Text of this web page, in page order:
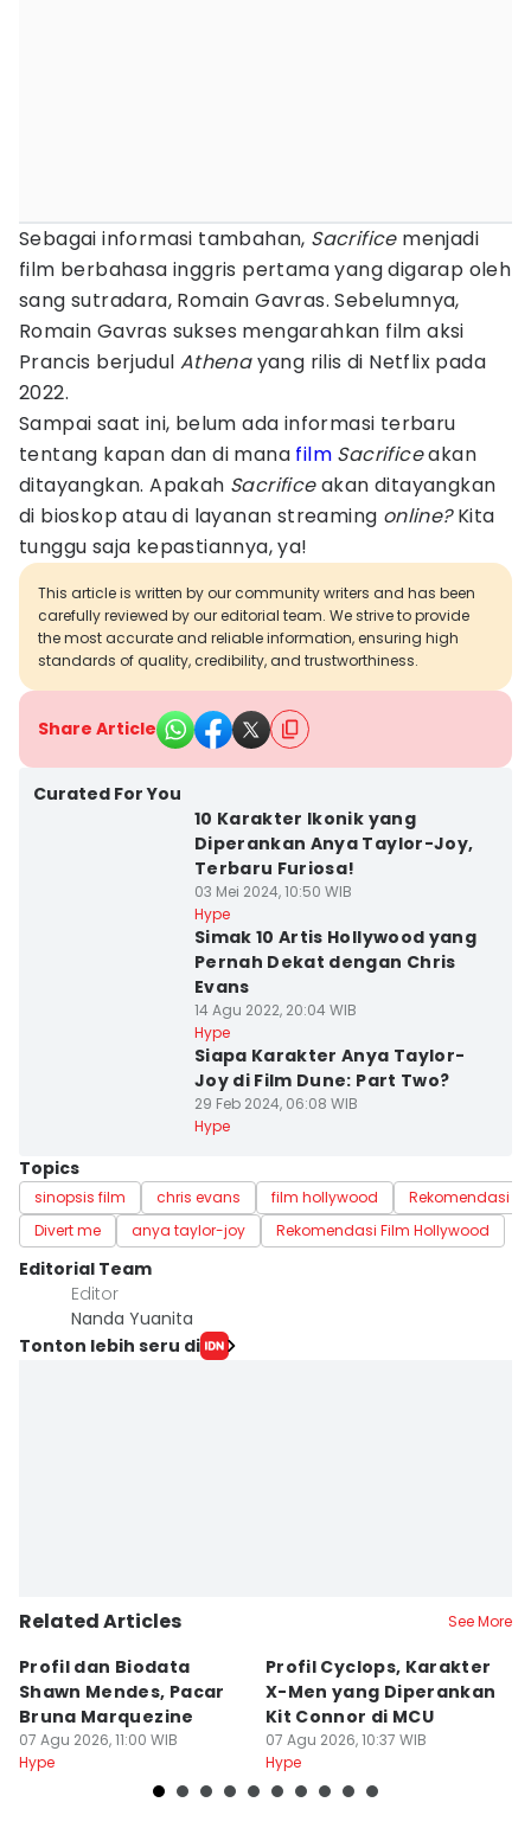
Sebagai informasi tambahan, Sacrificemenjadi
film berbahasa inggris pertama yang digarap oleh
sang sutradara, Romain Gavras. Sebelumnya,
Romain Gavras sukses mengarahkan film aksi
Prancis berjudul Athenayang rilis di Netflix pada
2022.
Sampai saat ini, belum ada informasi terbaru
tentang kapan dan di mana film Sacrificeakan
ditayangkan. Apakah Sacrificeakan ditayangkan
di bioskop atau di layanan streaming online?Kita
tunggu saja kepastiannya, ya!
This article is written by our community writers and has been
carefully reviewed by our editorial team. We strive to provide
the most accurate and reliable information, ensuring high
standards of quality, credibility, and trustworthiness.
Share Article
Curated For You
10 Karakter Ikonik yang
Diperankan Anya Taylor-Joy,
Terbaru Furiosa!
03 Mei 2024, 10:50 WIB
Hype
Simak 10 Artis Hollywood yang
Pernah Dekat dengan Chris
Evans
14 Agu 2022, 20:04 WIB
Hype
Siapa Karakter Anya Taylor-
Joy di Film Dune: Part Two?
29 Feb 2024, 06:08 WIB
Hype
Topics
sinopsis film chris evans film hollywood
Rekomendasi
Divert me
anya taylor-joy Rekomendasi Film Hollywood
Editorial Team
Editor
Nanda Yuanita
Tonton lebih seru di
Related Articles See More
Profil dan Biodata
Shawn Mendes, Pacar
Bruna Marquezine
07 Agu 2026, 11:00 WIB
Hype
Profil Cyclops, Karakter
X-Men yang Diperankan
Kit Connor di MCU
07 Agu 2026, 10:37 WIB
Hype